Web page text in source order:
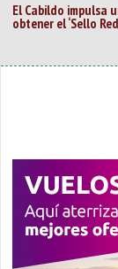
El Cabildo impulsa
obtener el ‘Sello